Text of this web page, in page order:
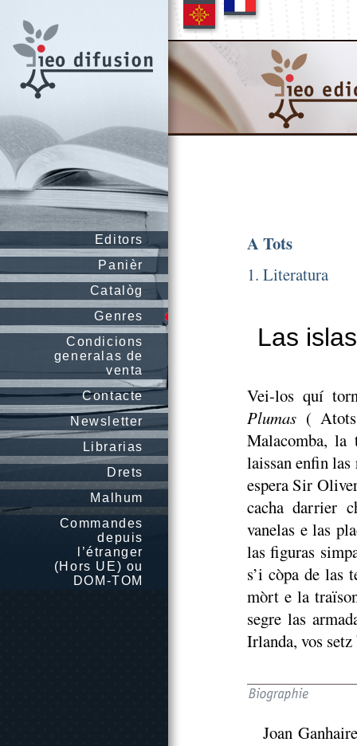
Editors
Panièr
Catalòg
Genres
Condicions
generalas de
venta
Contacte
Newsletter
Librarias
Drets
Malhum
Commandes
depuis
l’étranger
(Hors UE) ou
DOM-TOM
A Tots
1. Literatura
Las
Vei-los quí
Plumas (
Malacomba,
laissan enfin las
espera Sir
cacha darrier
vanelas e las
las figuras
s’i còpa de las
mòrt e la
segre las
Irlanda, vos
Joan